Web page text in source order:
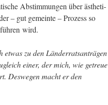
Abstim­mun­gen über ästhe­ti­
– gut gemein­te – Pro­zess so
wird.
etwas zu den Län­der­rats­an­trä­gen
einer, der mich, wie getreue
Des­we­gen macht er den